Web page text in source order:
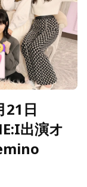
21日
出演オ